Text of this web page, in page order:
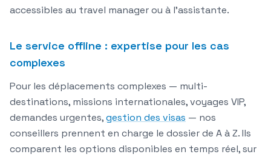
accessibles au travel manager ou à l'assistante.
Le service offline : expertise pour les cas
complexes
Pour les déplacements complexes — multi-
destinations, missions internationales, voyages VIP,
demandes urgentes,gestion des visas — nos
conseillers prennent en charge le dossier de A à Z. Ils
comparent les options disponibles en temps réel, sur